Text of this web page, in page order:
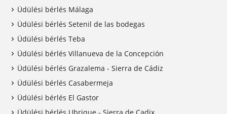
Üdülési bérlés Málaga
Üdülési bérlés Setenil de las bodegas
Üdülési bérlés Teba
Üdülési bérlés Villanueva de la Concepción
Üdülési bérlés Grazalema - Sierra de Cádiz
Üdülési bérlés Casabermeja
Üdülési bérlés El Gastor